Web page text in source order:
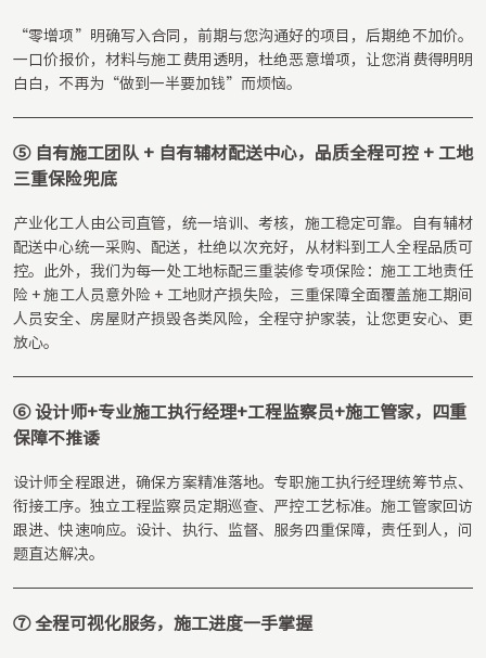
“零增项”明确写入合同，前期与您沟通好的项目，后期绝不加价。
一口价报价，材料与施工费用透明，杜绝恶意增项，让您消费得明明
白白，不再为“做到一半要加钱”而烦恼。
⑤ 自有施工团队 + 自有辅材配送中心，品质全程可控 + 工地
三重保险兜底
产业化工人由公司直管，统一培训、考核，施工稳定可靠。自有辅材
配送中心统一采购、配送，杜绝以次充好，从材料到工人全程品质可
控。此外，我们为每一处工地标配三重装修专项保险：施工工地责任
险 + 施工人员意外险 + 工地财产损失险，三重保障全面覆盖施工期间
人员安全、房屋财产损毁各类风险，全程守护家装，让您更安心、更
放心。
⑥ 设计师+专业施工执行经理+工程监察员+施工管家，四重
保障不推诿
设计师全程跟进，确保方案精准落地。专职施工执行经理统筹节点、
衔接工序。独立工程监察员定期巡查、严控工艺标准。施工管家回访
跟进、快速响应。设计、执行、监督、服务四重保障，责任到人，问
题直达解决。
⑦ 全程可视化服务，施工进度一手掌握